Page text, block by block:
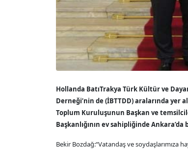
Hollanda BatıTrakya Türk Kültür ve
Derneği’nin de (İBTTDD) aralarında yer
Toplum Kuruluşunun Başkan ve
Başkanlığının ev sahipliğinde Ankara’da
Bekir Bozdağ:“Vatandaş ve soydaşlarımıza